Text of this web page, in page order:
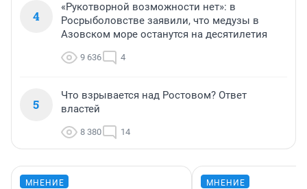
4
«Рукотворной возможности нет»: в
Росрыболовстве заявили, что медузы в
Азовском море останутся на десятилетия
9 636 4
5
Что взрывается над Ростовом? Ответ
властей
8 380 14
МНЕНИЕ МНЕНИЕ